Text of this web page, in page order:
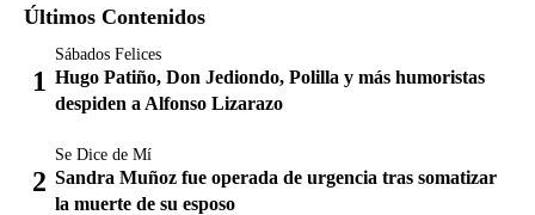
Últimos Contenidos
Sábados Felices
Hugo Patiño, Don Jediondo, Polilla y más humoristas
despiden a Alfonso Lizarazo
Se Dice de Mí
Sandra Muñoz fue operada de urgencia tras somatizar
la muerte de su esposo